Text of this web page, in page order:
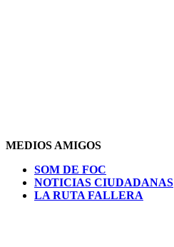
MEDIOS AMIGOS
SOM DE FOC
NOTICIAS CIUDADANAS
LA RUTA FALLERA